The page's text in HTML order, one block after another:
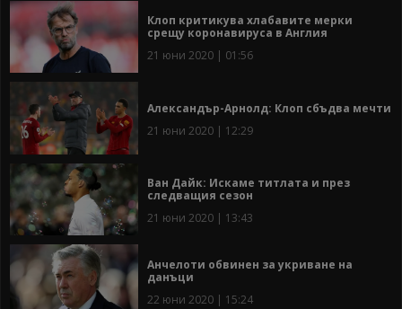
Клоп критикува хлабавите мерки
срещу коронавируса в Англия
21 юни 2020 | 01:56
Александър-Арнолд: Клоп сбъдва мечти
21 юни 2020 | 12:29
Ван Дайк: Искаме титлата и през
следващия сезон
21 юни 2020 | 13:43
Анчелоти обвинен за укриване на
данъци
22 юни 2020 | 15:24